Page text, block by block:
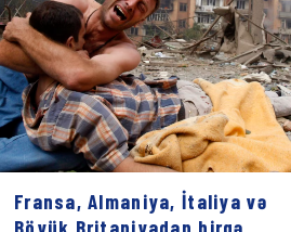
Fransa, Almaniya, İtaliya və
Böyük Britaniyadan birgə